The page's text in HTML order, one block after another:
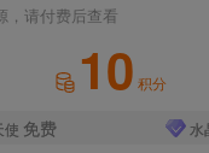
，请付费后查看
10 积分
使 免费 水